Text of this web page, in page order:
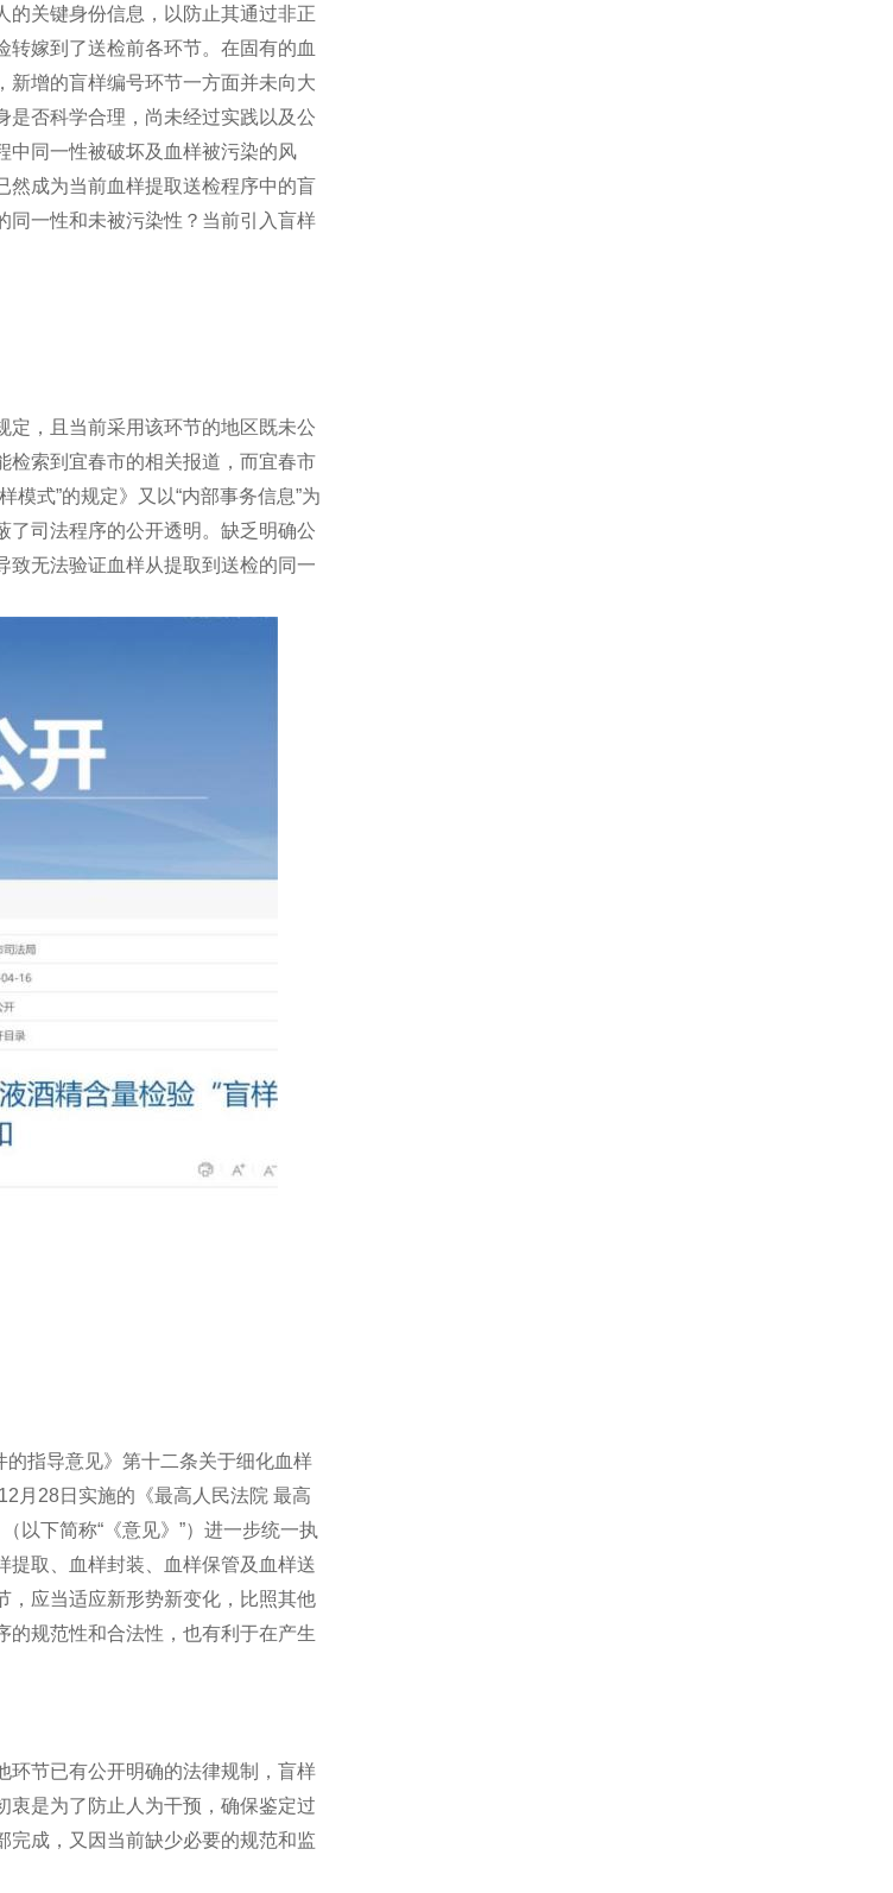
的关键身份信息，以防止其通过非正
嫁到了送检前各环节。在固有的血
新增的盲样编号环节一方面并未向大
是否科学合理，尚未经过实践以及公
中同一性被破坏及血样被污染的风
然成为当前血样提取送检程序中的盲
同一性和未被污染性？当前引入盲样
定，且当前采用该环节的地区既未公
检索到宜春市的相关报道，而宜春市
式”的规定》又以“内部事务信息”为
了司法程序的公开透明。缺乏明确公
致无法验证血样从提取到送检的同一
指导意见》第十二条关于细化血样
月28日实施的《最高人民法院 最高
以下简称“《意见》”）进一步统一执
提取、血样封装、血样保管及血样送
，应当适应新形势新变化，比照其他
的规范性和合法性，也有利于在产生
环节已有公开明确的法律规制，盲样
衷是为了防止人为干预，确保鉴定过
完成，又因当前缺少必要的规范和监